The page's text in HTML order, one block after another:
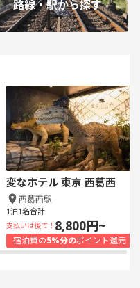
路線・駅から探す
変なホテル 東京 西葛西
西葛西駅
1泊1名合計
支払いは後で！ 8,800円~
宿泊費の5%分のポイント還元